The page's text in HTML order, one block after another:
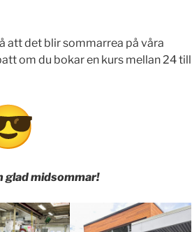
att det blir sommarrea på våra
om du bokar en kurs mellan 24 till
glad midsommar!